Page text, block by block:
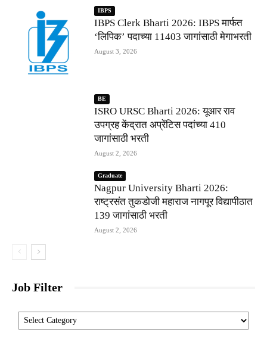
IBPS
IBPS Clerk Bharti 2026: IBPS मार्फत
‘लिपिक’ पदाच्या 11403 जागांसाठी मेगाभरती
August 3, 2026
BE
ISRO URSC Bharti 2026: यूआर राव
उपग्रह केंद्रात अप्रेंटिस पदांच्या 410
जागांसाठी भरती
August 2, 2026
Graduate
Nagpur University Bharti 2026:
राष्ट्रसंत तुकडोजी महाराज नागपूर विद्यापीठात
139 जागांसाठी भरती
August 2, 2026
Job Filter
Categories